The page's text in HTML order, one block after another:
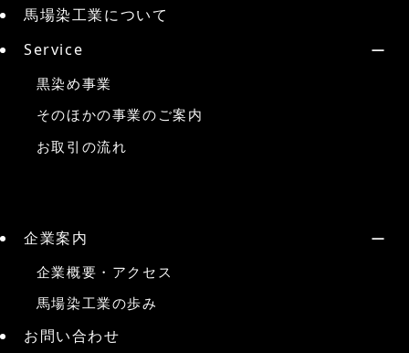
馬場染工業について
Service
黒染め事業
そのほかの事業のご案内
お取引の流れ
企業案内
企業概要・アクセス
馬場染工業の歩み
お問い合わせ